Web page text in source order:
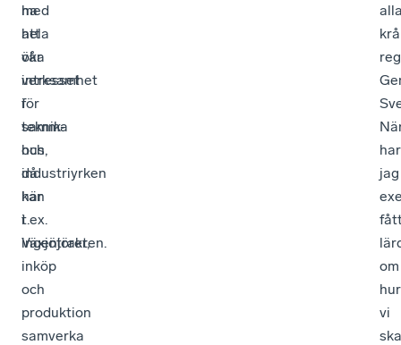
ha
hela
vår
verksamhet
i
samma
hus,
då
kan
t.ex.
ingenjörer,
inköp
och
produktion
samverka
med
att
öka
intresset
för
teknik-
och
industriyrken
här
i
Växjötrakten.
har
jag
om
hur
vi
ska